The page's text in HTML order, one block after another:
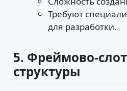
Требуют
для разработки.
5. Фреймово-
структуры